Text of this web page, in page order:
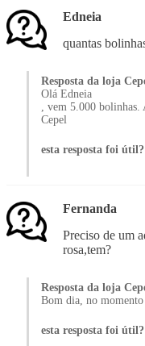
Edneia
quantas
Resposta da loja
Olá Edneia
, vem 5.000 bolinhas.
Cepel
esta resposta foi útil?
Fernanda
Preciso de um
rosa,tem?
Resposta da loja
Bom dia, no momento
esta resposta foi útil?